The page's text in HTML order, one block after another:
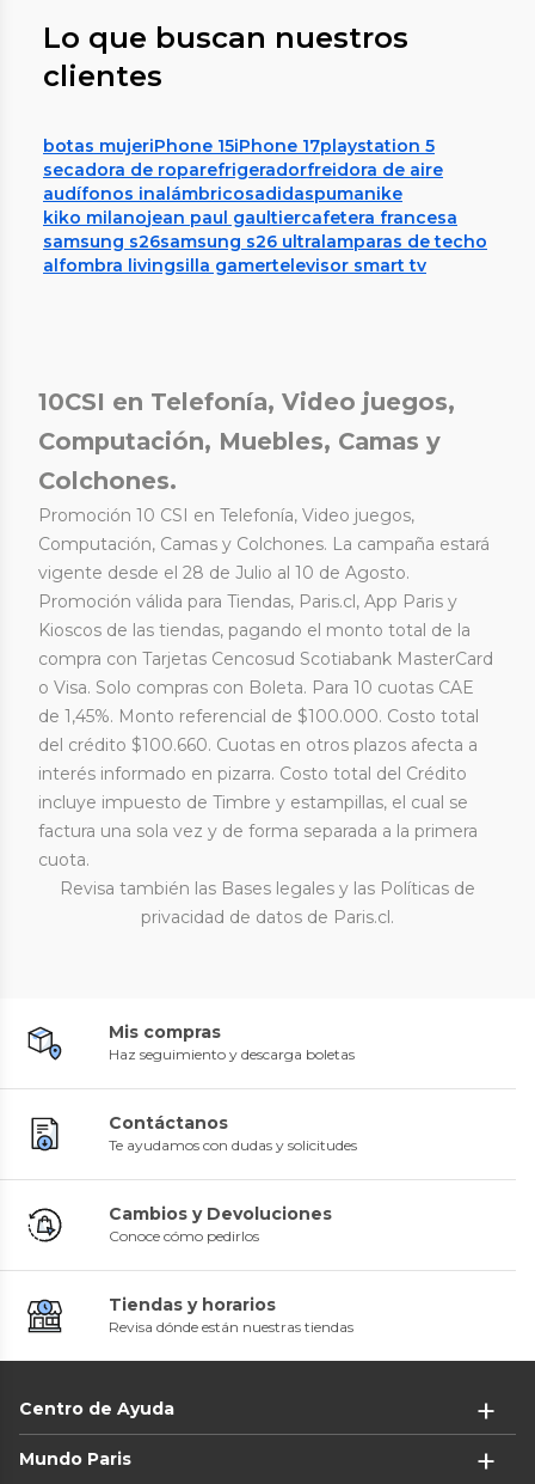
Lo que buscan nuestros
clientes
botas mujeriPhone 15iPhone 17playstation 5
secadora de roparefrigeradorfreidora de aire
audífonos inalámbricosadidaspumanike
kiko milanojean paul gaultiercafetera francesa
samsung s26samsung s26 ultralamparas de techo
alfombra livingsilla gamertelevisor smart tv
10CSI en Telefonía, Video juegos,
Computación, Muebles, Camas y
Colchones.
Promoción 10 CSI en Telefonía, Video juegos,
Computación, Camas y Colchones. La campaña estará
vigente desde el 28 de Julio al 10 de Agosto.
Promoción válida para Tiendas, Paris.cl, App Paris y
Kioscos de las tiendas, pagando el monto total de la
compra con Tarjetas Cencosud Scotiabank MasterCard
o Visa. Solo compras con Boleta. Para 10 cuotas CAE
de 1,45%. Monto referencial de $100.000. Costo total
del crédito $100.660. Cuotas en otros plazos afecta a
interés informado en pizarra. Costo total del Crédito
incluye impuesto de Timbre y estampillas, el cual se
factura una sola vez y de forma separada a la primera
cuota.
Revisa también las Bases legales y las Políticas de
privacidad de datos de Paris.cl.
Mis compras
Haz seguimiento y descarga boletas
Contáctanos
Te ayudamos con dudas y solicitudes
Cambios y Devoluciones
Conoce cómo pedirlos
Tiendas y horarios
Revisa dónde están nuestras tiendas
Centro de Ayuda
Mundo Paris